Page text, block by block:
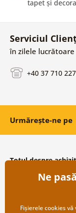
tapet și
Serviciul
în zilele lucrătoare
+40 37 710
Urmărește-ne pe
Totul despre
Condiții și termeni
Protecția datelor
Transport și
Returnare
Ne
Fișierele cookies